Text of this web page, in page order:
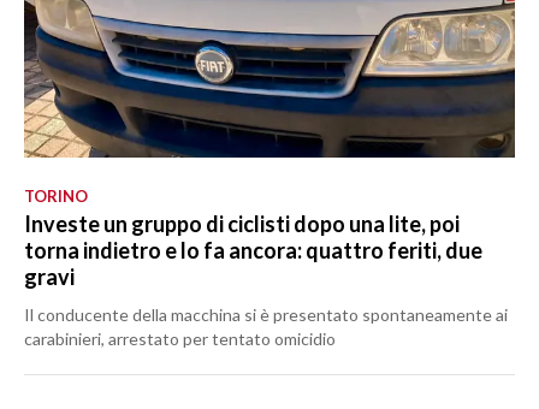
TORINO
Investe un gruppo di ciclisti dopo una lite, poi
torna indietro e lo fa ancora: quattro feriti, due
gravi
Il conducente della macchina si è presentato spontaneamente ai
carabinieri, arrestato per tentato omicidio